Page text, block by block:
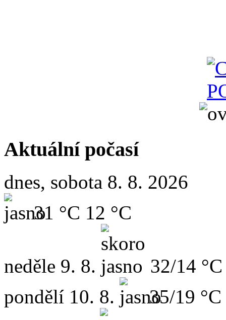
Aktuální počasí
dnes, sobota 8. 8. 2026
31 °C 12 °C
neděle 9. 8.
32/14 °C
pondělí 10. 8.
35/19 °C